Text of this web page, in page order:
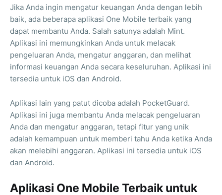
Jika Anda ingin mengatur keuangan Anda dengan lebih
baik, ada beberapa aplikasi One Mobile terbaik yang
dapat membantu Anda. Salah satunya adalah Mint.
Aplikasi ini memungkinkan Anda untuk melacak
pengeluaran Anda, mengatur anggaran, dan melihat
informasi keuangan Anda secara keseluruhan. Aplikasi ini
tersedia untuk iOS dan Android.
Aplikasi lain yang patut dicoba adalah PocketGuard.
Aplikasi ini juga membantu Anda melacak pengeluaran
Anda dan mengatur anggaran, tetapi fitur yang unik
adalah kemampuan untuk memberi tahu Anda ketika Anda
akan melebihi anggaran. Aplikasi ini tersedia untuk iOS
dan Android.
Aplikasi One Mobile Terbaik untuk